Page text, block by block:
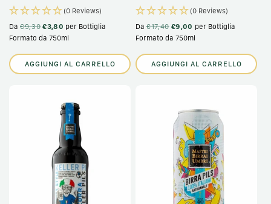
(0 Reviews)
Da €9,30 €3,80 per Bottiglia
Formato da 750ml
AGGIUNGI AL CARRELLO
(0 Reviews)
Da €17,40 €9,00 per Bottiglia
Formato da 750ml
AGGIUNGI AL CARRELLO